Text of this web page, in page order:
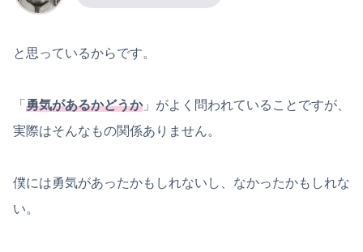
と思っているからです。
「 勇気があるかどうか」がよく問われていることですが、
実際はそんなもの関係ありません。
僕には勇気があったかもしれないし、なかったかもしれな
い。